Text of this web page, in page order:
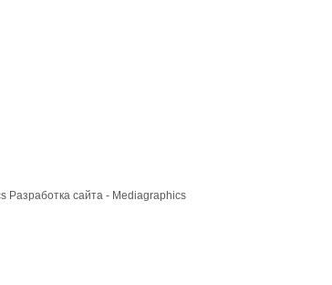
Разработка сайта - Mediagraphics